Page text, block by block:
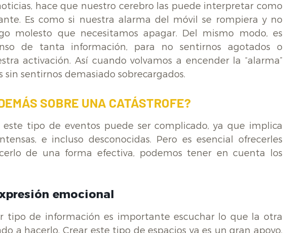
hace que nuestro cerebro las puede interpretar como
Es como si nuestra alarma del móvil se rompiera y no
molesto que necesitamos apagar. Del mismo modo, es
de tanta información, para no sentirnos agotados o
activación. Así cuando volvamos a encender la “alarma”
sentirnos demasiado sobrecargados.
SOBRE UNA CATÁSTROFE?
tipo de eventos puede ser complicado, ya que implica
e incluso desconocidas. Pero es esencial ofrecerles
de una forma efectiva, podemos tener en cuenta los
emocional
tipo de información es importante escuchar lo que la otra
a hacerlo. Crear este tipo de espacios ya es un gran apoyo.